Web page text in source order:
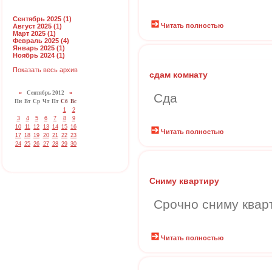
Сентябрь 2025 (1)
Август 2025 (1)
Март 2025 (1)
Февраль 2025 (4)
Январь 2025 (1)
Ноябрь 2024 (1)
Показать весь архив
« Сентябрь 2012 »
Пн Вт Ср Чт Пт Сб Вс
1
2
3
4 5 6 7 8
9
10 11 12 13 14 15 16
17 18 19 20 21 22 23
24 25 26 27 28 29 30
Читать полностью
сдам комнату
Сда
Читать полностью
Сниму квартиру
Срочно сниму
Читать полностью